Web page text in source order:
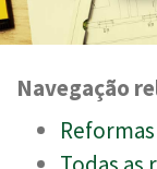
Navegação